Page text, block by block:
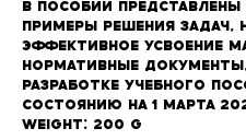
В пособии
примеры решения задач,
эффективное усвоение
Нормативные
разработке учебного
состоянию на 1 марта
Weight: 200 g